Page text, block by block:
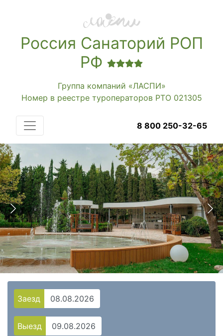
Россия Санаторий РОП
РФ
Группа компаний «ЛАСПИ»
Номер в реестре туроператоров РТО 021305
8 800 250-32-65
Заезд
Выезд